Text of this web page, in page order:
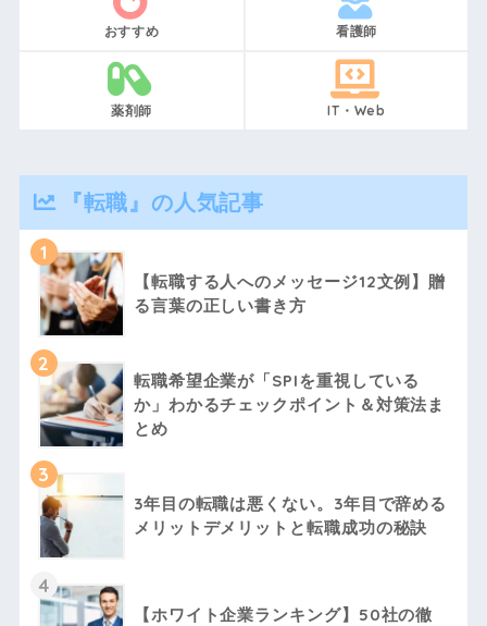
おすすめ 看護師
薬剤師 IT・Web
『転職』の人気記事
1
【転職する人へのメッセージ12文例】贈
る言葉の正しい書き方
2
転職希望企業が「SPIを重視している
か」わかるチェックポイント＆対策法ま
とめ
3
3年目の転職は悪くない。3年目で辞める
メリットデメリットと転職成功の秘訣
4
【ホワイト企業ランキング】50社の徹